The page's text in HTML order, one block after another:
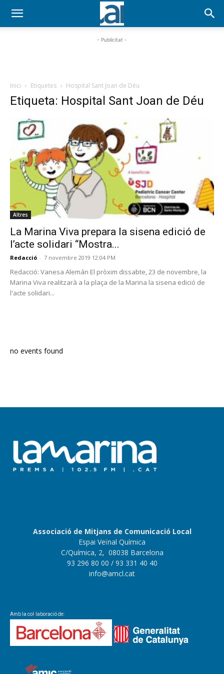
- Publicitat -
Inici Etiquetes Hospital Sant Joan de Déu
Etiqueta: Hospital Sant Joan de Déu
Altres
La Marina Viva prepara la sisena edició de
l’acte solidari “Mostra...
Redacció - 7 novembre 2019 12:04 PM
Redacció: Vanesa Alemán El pròxim dissabte, 23 de novembre, la
Marina Viva realitzarà a la plaça de la Marina la sisena edició de
l'acte solidari...
no events found
Associació de Mitjans de Comunicació Local
Espai Veïnal Química
C/Química, 2, 08038 Barcelona
93 296 80 00 / 93 331 40 40
info@amcl.cat
Amb la col·laboració de: